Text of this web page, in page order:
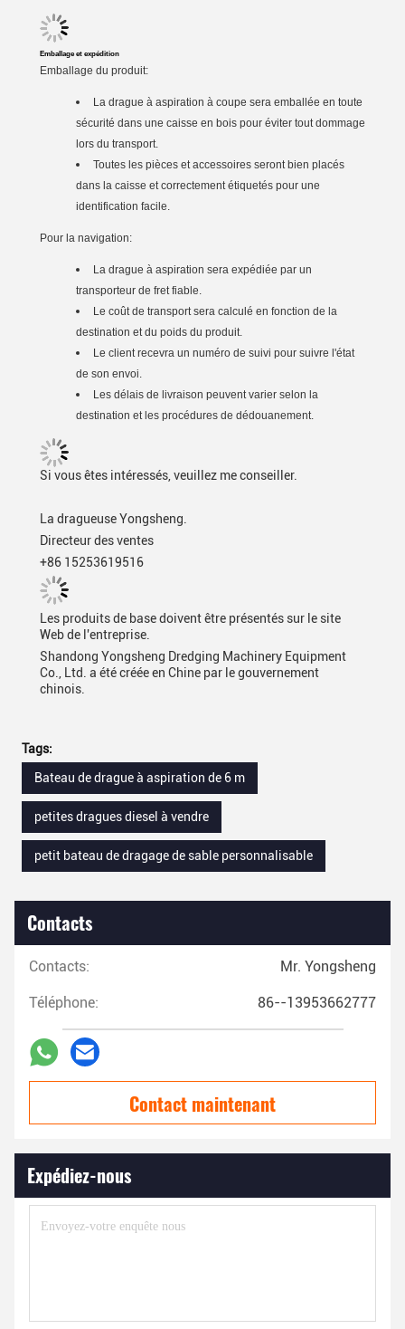
Emballage et expédition
Emballage du produit:
La drague à aspiration à coupe sera emballée en toute
sécurité dans une caisse en bois pour éviter tout dommage
lors du transport.
Toutes les pièces et accessoires seront bien placés
dans la caisse et correctement étiquetés pour une
identification facile.
Pour la navigation:
La drague à aspiration sera expédiée par un
transporteur de fret fiable.
Le coût de transport sera calculé en fonction de la
destination et du poids du produit.
Le client recevra un numéro de suivi pour suivre l'état
de son envoi.
Les délais de livraison peuvent varier selon la
destination et les procédures de dédouanement.
Si vous êtes intéressés, veuillez me conseiller.
La dragueuse Yongsheng.
Directeur des ventes
+86 15253619516
Les produits de base doivent être présentés sur le site
Web de l'entreprise.
Shandong Yongsheng Dredging Machinery Equipment
Co., Ltd. a été créée en Chine par le gouvernement
chinois.
Tags:
Bateau de drague à aspiration de 6 m
petites dragues diesel à vendre
petit bateau de dragage de sable personnalisable
Contacts
Contacts: Mr. Yongsheng
Téléphone: 86--13953662777
Contact maintenant
Expédiez-nous